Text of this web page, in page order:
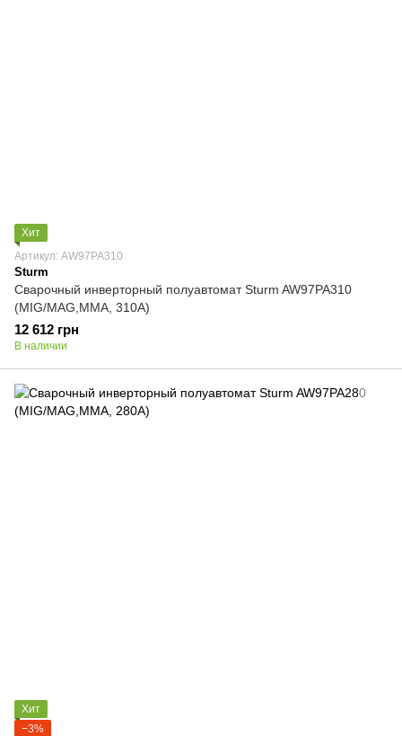
Хит
Артикул: AW97PA310
Sturm
Сварочный инверторный полуавтомат Sturm AW97PA310
(MIG/MAG,MMA, 310А)
12 612 грн
В наличии
Хит
−3%